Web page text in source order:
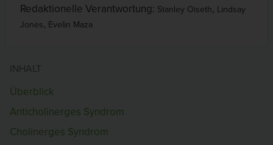
Redaktionelle Verantwortung: Stanley Oiseth, Lindsay
Jones, Evelin Maza
INHALT
Überblick
Anticholinerges Syndrom
Cholinerges Syndrom